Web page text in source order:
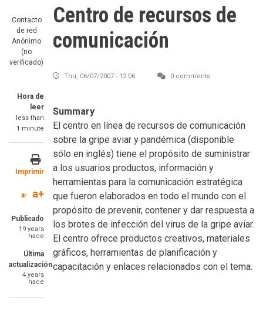
Contacto
de red
Anónimo
(no
verificado)
Hora de
leer
less than
1 minute
Imprimir
a- a+
Publicado
19 years
hace
Última
actualización
4 years
hace
Centro de recursos de
comunicación
Thu, 06/07/2007 - 12:06 0 comments
Summary
El centro en línea de recursos de comunicación
sobre la gripe aviar y pandémica (disponible
sólo en inglés) tiene el propósito de suministrar
a los usuarios productos, información y
herramientas para la comunicación estratégica
que fueron elaborados en todo el mundo con el
propósito de prevenir, contener y dar respuesta a
los brotes de infección del virus de la gripe aviar.
El centro ofrece productos creativos, materiales
gráficos, herramientas de planificación y
capacitación y enlaces relacionados con el tema.